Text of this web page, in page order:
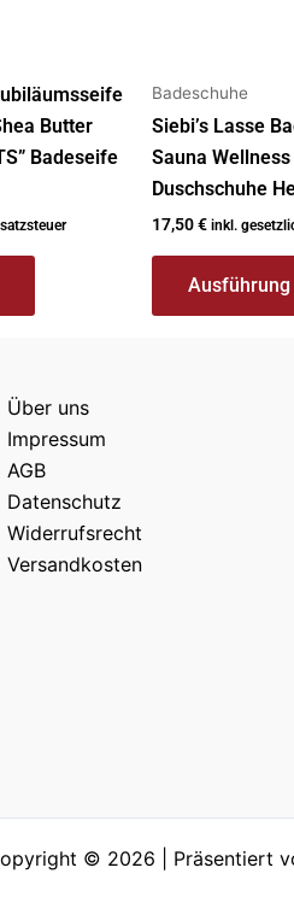
Butter
Badeseife
Badeschuhe
Siebi’s Lasse
Sauna
Duschschuhe
17,50€ inkl.
Ausführung
werden
Über uns
Impressum
AGB
Datenschutz
Widerrufsrecht
Versandkosten
© 2026 | Präsentiert